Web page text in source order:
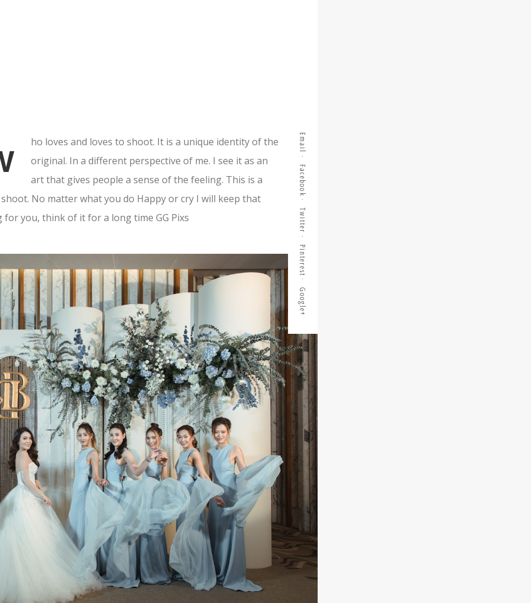
Email
Facebook
Twitter
Pinterest
Google+
ho loves and loves to shoot. It is a unique identity of the
original. In a different perspective of me. I see it as an
art that gives people a sense of the feeling. This is a
No matter what you do Happy or cry I will keep that
for you, think of it for a long time GG Pixs